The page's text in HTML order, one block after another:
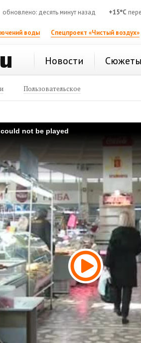
обновлено: десять минут назад +15°C
воды Спецпроект «Чистый воздух»
Новости Сюжеты
Пользовательское
not be played